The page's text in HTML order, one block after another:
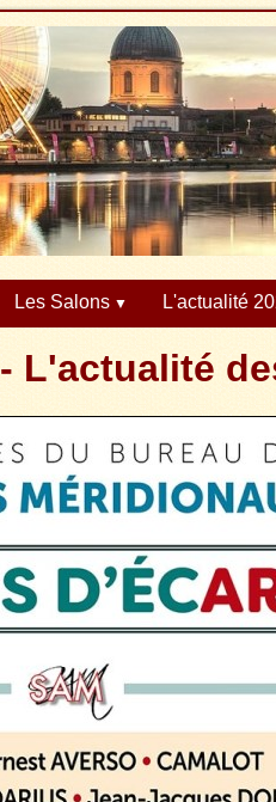
Les Salons L'actualité
- L'actualité